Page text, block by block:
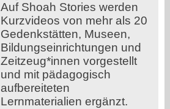
Auf Shoah Stories werden
Kurzvideos von mehr als 20
Gedenkstätten, Museen,
Bildungseinrichtungen und
Zeitzeug*innen vorgestellt
und mit pädagogisch
aufbereiteten
Lernmaterialien ergänzt.